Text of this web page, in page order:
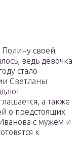
своей
ведь девочка
стало
Светланы
а также
о предстоящих
с мужем и
к